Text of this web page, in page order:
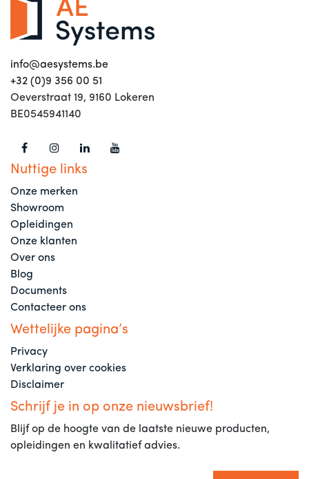
info@aesystems.be
+32 (0)9 356 00 51
Oeverstraat 19, 9160 Lokeren
BE0545941140
Nuttige links
Onze merken
Showroom
Opleidingen
Onze klanten
Over ons
Blog
Documents
Contacteer ons
Wettelijke pagina’s
Privacy
Verklaring over cookies
Disclaimer
Schrijf je in op onze nieuwsbrief!
Blijf op de hoogte van de laatste nieuwe producten,
opleidingen en kwalitatief advies.